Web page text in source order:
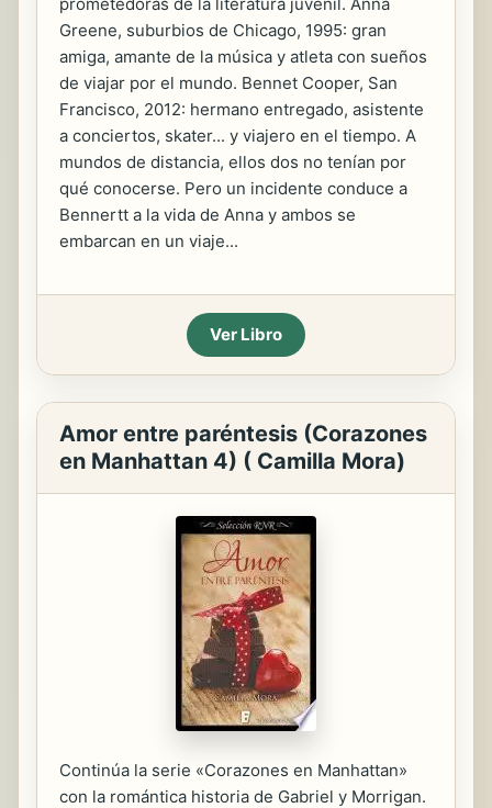
Greene, suburbios de Chicago, 1995: gran
amiga, amante de la música y atleta con sueños
de viajar por el mundo. Bennet Cooper, San
Francisco, 2012: hermano entregado, asistente
a conciertos, skater... y viajero en el tiempo. A
mundos de distancia, ellos dos no tenían por
qué conocerse. Pero un incidente conduce a
Bennertt a la vida de Anna y ambos se
embarcan en un viaje...
Ver Libro
Amor entre paréntesis (Corazones
en Manhattan 4) ( Camilla Mora)
Continúa la serie «Corazones en Manhattan»
con la romántica historia de Gabriel y Morrigan.